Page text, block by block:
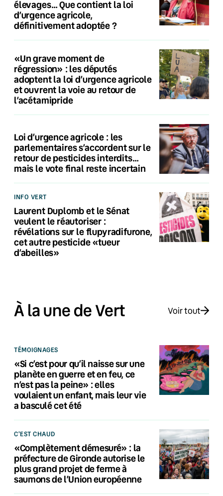
élevages… Que contient la loi
d’urgence agricole,
définitivement adoptée ?
«Un grave moment de
régression» : les députés
adoptent la loi d’urgence agricole
et ouvrent la voie au retour de
l’acétamipride
Loi d’urgence agricole : les
parlementaires s’accordent sur le
retour de pesticides interdits…
mais le vote final reste incertain
INFO VERT
Laurent Duplomb et le Sénat
veulent le réautoriser :
révélations sur le flupyradifurone,
cet autre pesticide «tueur
d’abeilles»
À la une de Vert Voir tout
TÉMOIGNAGES
«Si c’est pour qu’il naisse sur une
planète en guerre et en feu, ce
n’est pas la peine» : elles
voulaient un enfant, mais leur vie
a basculé cet été
C'EST CHAUD
«Complètement démesuré» : la
préfecture de Gironde autorise le
plus grand projet de ferme à
saumons de l’Union européenne